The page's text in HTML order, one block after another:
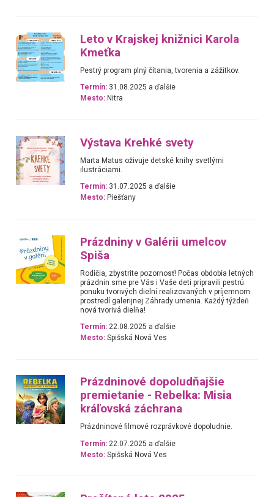
Leto v Krajskej knižnici Karola
Kmeťka
Pestrý program plný čítania, tvorenia a zážitkov.
Termín: 31.08.2025 a ďalšie
Mesto: Nitra
Výstava Krehké svety
Marta Matus oživuje detské knihy svetlými
ilustráciami.
Termín: 31.07.2025 a ďalšie
Mesto: Piešťany
Prázdniny v Galérii umelcov
Spiša
Rodičia, zbystrite pozornosť! Počas obdobia letných
prázdnin sme pre Vás i Vaše deti pripravili pestrú
ponuku tvorivých dielní realizovaných v príjemnom
prostredí galerijnej Záhrady umenia. Každý týždeň
nová tvorivá dielňa!
Termín: 22.08.2025 a ďalšie
Mesto: Spišská Nová Ves
Prázdninové dopoludňajšie
premietanie - Rebelka: Misia
kráľovská záchrana
Prázdninové filmové rozprávkové dopoludnie.
Termín: 22.07.2025 a ďalšie
Mesto: Spišská Nová Ves